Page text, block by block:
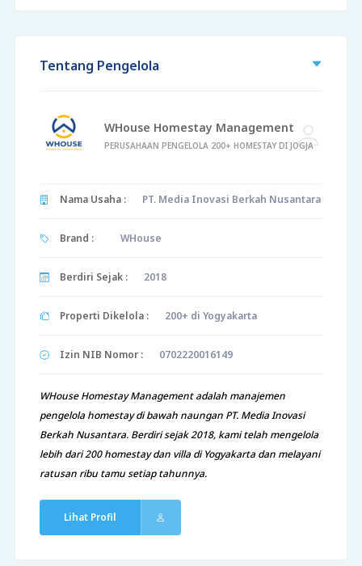
Tentang Pengelola
WHouse Homestay Management
PERUSAHAAN PENGELOLA 200+ HOMESTAY DI JOGJA
Nama Usaha : PT. Media Inovasi Berkah Nusantara
Brand : WHouse
Berdiri Sejak : 2018
Properti Dikelola : 200+ di Yogyakarta
Izin NIB Nomor : 0702220016149
WHouse Homestay Management adalah manajemen
pengelola homestay di bawah naungan PT. Media Inovasi
Berkah Nusantara. Berdiri sejak 2018, kami telah mengelola
lebih dari 200 homestay dan villa di Yogyakarta dan melayani
ratusan ribu tamu setiap tahunnya.
Lihat Profil